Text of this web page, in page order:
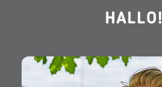
HALLO!